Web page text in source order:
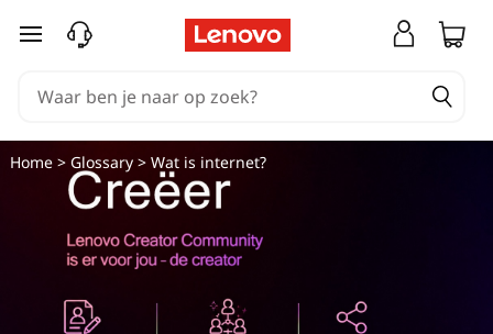
Ga naar de hoofdinhoud
Home> Glossary> Wat is internet?